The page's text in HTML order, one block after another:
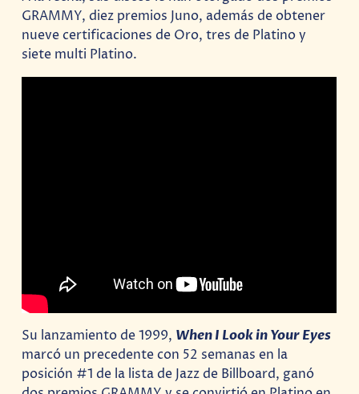
GRAMMY, diez premios Juno, además de obtener
nueve certificaciones de Oro, tres de Platino y
siete multi Platino.
Su lanzamiento de 1999, When I Look in Your Eyes
marcó un precedente con 52 semanas en la
posición #1 de la lista de Jazz de Billboard, ganó